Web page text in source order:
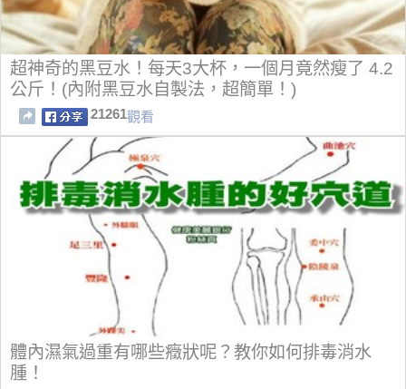
超神奇的黑豆水！每天3大杯，一個月竟然瘦了 4.2
公斤！(內附黑豆水自製法，超簡單！)
21261觀看
體內濕氣過重有哪些癥狀呢？教你如何排毒消水
腫！